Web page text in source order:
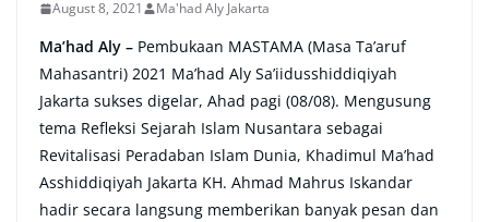
August 8, 2021 Ma'had Aly Jakarta
Ma’had Aly – Pembukaan MASTAMA (Masa Ta’aruf
Mahasantri) 2021 Ma’had Aly Sa’iidusshiddiqiyah
Jakarta sukses digelar, Ahad pagi (08/08). Mengusung
tema Refleksi Sejarah Islam Nusantara sebagai
Revitalisasi Peradaban Islam Dunia, Khadimul Ma’had
Asshiddiqiyah Jakarta KH. Ahmad Mahrus Iskandar
hadir secara langsung memberikan banyak pesan dan